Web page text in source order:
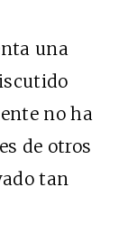
una
no ha
de otros
tan